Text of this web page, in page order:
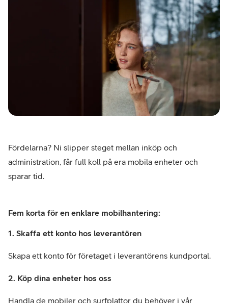
Fördelarna? Ni slipper steget mellan inköp och
administration, får full koll på era mobila enheter och
sparar tid.
Fem korta för en enklare mobilhantering:
1. Skaffa ett konto hos leverantören
Skapa ett konto för företaget i leverantörens kundportal.
2. Köp dina enheter hos oss
Handla de mobiler och surfplattor du behöver i vår